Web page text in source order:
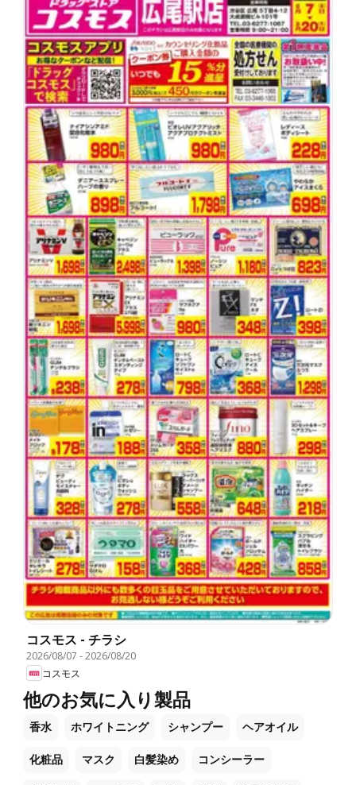
コスモス - チラシ
2026/08/07 -2026/08/20
コスモス
他のお気に入り製品
香水 ホワイトニング シャンプー ヘアオイル
化粧品 マスク 白髪染め コンシーラー